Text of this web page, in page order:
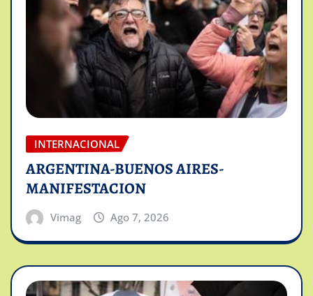
INTERNACIONAL
ARGENTINA-BUENOS AIRES-
MANIFESTACION
Vimag Ago 7, 2026